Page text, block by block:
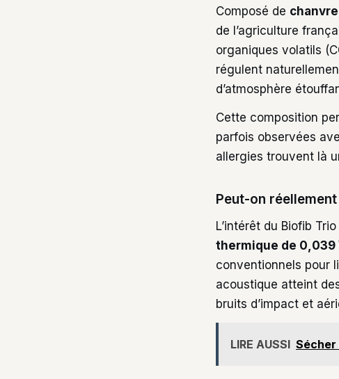
Composé de
de l’agriculture
organiques volatils
régulent
d’atmosphère
Cette composition
parfois observées
allergies trouvent là
Peut-on
L’intérêt du Biofib
thermique de 0,039
conventionnels pour
acoustique atteint
bruits d’impact et
LIRE AUSSI Sécher